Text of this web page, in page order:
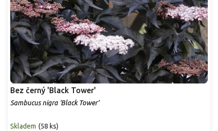
Bez černý 'Black Tower'
Sambucus nigra 'Black Tower'
Skladem (58 ks)